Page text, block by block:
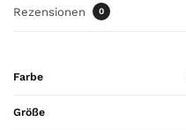
s
,
Rezensionen 0
Farbe
Größe